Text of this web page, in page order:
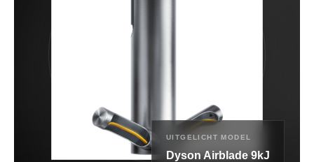
UITGELICHT MODEL
Dyson Airblade 9kJ